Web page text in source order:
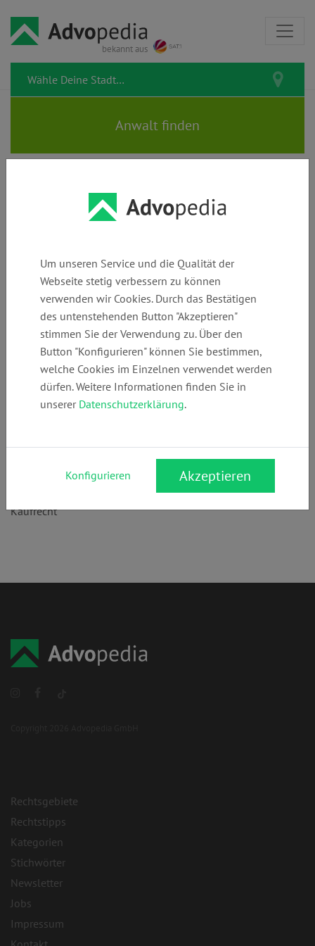
bekannt aus
Rechtsanwalt ROBERT-HELMUT
Telefon:
+49 (0)
74723516
E-Mail:
ra@rechtsanwal
t-rhein.de
Webseite:
www.rechtsanwa
lt-rhein.de
Rechtsgebiete:
Mietrecht,Erbrecht,Verkehrsrecht
Kaufrecht
Rechtsgebiete
Rechtstipps
Kategorien
Stichwörter
Newsletter
Jobs
Impressum
Um unseren Service und die Qualität der
Webseite stetig verbessern zu können
verwenden wir Cookies. Durch das Bestätigen
des untenstehenden Button "Akzeptieren"
stimmen Sie der Verwendung zu. Über den
Button "Konfigurieren" können Sie bestimmen,
welche Cookies im Einzelnen verwendet werden
dürfen. Weitere Informationen finden Sie in
unserer Datenschutzerklärung.
Konfigurieren Akzeptieren